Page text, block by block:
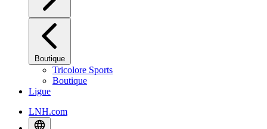
Boutique
Tricolore Sports
Boutique
Ligue
LNH.com